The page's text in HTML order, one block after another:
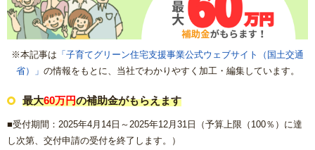
遮熱対策リフォーム
さ対策
※本記事は 「子育てグリーン住宅支援事業公式ウェブサイト（国土交通
省）」 の情報をもとに、当社でわかりやすく加工・編集しています。
最大60万円の補助金がもらえます
■受付期間：2025年4月14日～2025年12月31日（予算上限（100％）に達
し次第、交付申請の受付を終了します。）